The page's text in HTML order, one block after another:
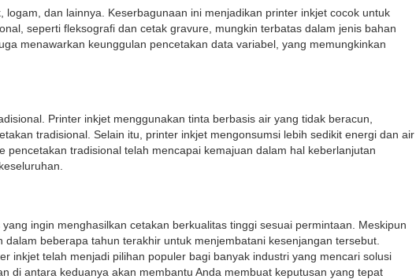
dan lainnya. Keserbagunaan ini menjadikan printer inkjet cocok untuk
seperti fleksografi dan cetak gravure, mungkin terbatas dalam jenis bahan
menawarkan keunggulan pencetakan data variabel, yang memungkinkan
Printer inkjet menggunakan tinta berbasis air yang tidak beracun,
tradisional. Selain itu, printer inkjet mengonsumsi lebih sedikit energi dan air
tradisional telah mencapai kemajuan dalam hal keberlanjutan
ingin menghasilkan cetakan berkualitas tinggi sesuai permintaan. Meskipun
beberapa tahun terakhir untuk menjembatani kesenjangan tersebut.
inkjet telah menjadi pilihan populer bagi banyak industri yang mencari solusi
di antara keduanya akan membantu Anda membuat keputusan yang tepat